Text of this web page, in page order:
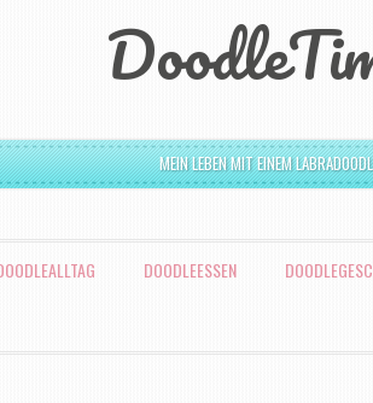
MEIN LEBEN MIT EINEM
DOODLEESSEN